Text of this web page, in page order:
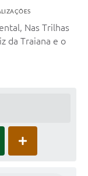
Nas Trilhas
da Traiana e o